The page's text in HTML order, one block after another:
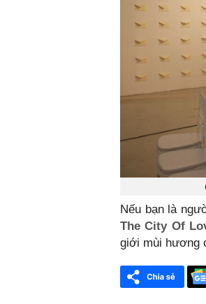
Nếu bạn là
The City Of
giới mùi hương